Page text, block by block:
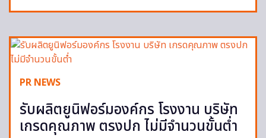
PR NEWS
รับผลิตยูนิฟอร์มองค์กร โรงงาน บริษัท
เกรดคุณภาพ ตรงปก ไม่มีจำนวนขั้นต่ำ